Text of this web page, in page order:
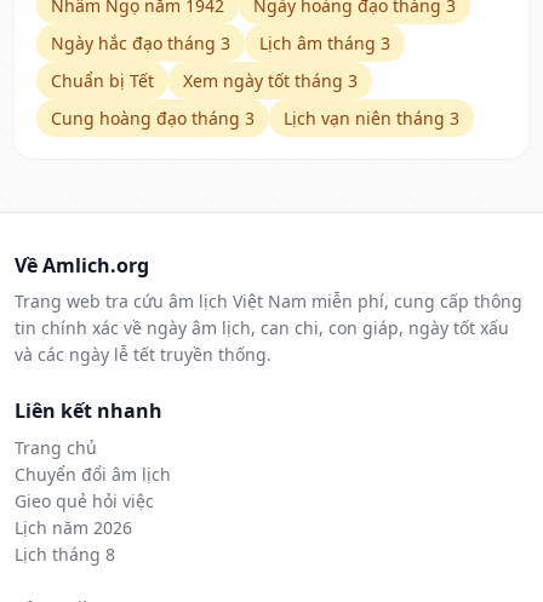
Nhâm Ngọ năm 1942
Ngày hoàng đạo tháng 3
Ngày hắc đạo tháng 3
Lịch âm tháng 3
Chuẩn bị Tết
Xem ngày tốt tháng 3
Cung hoàng đạo tháng 3
Lịch vạn niên tháng 3
Về Amlich.org
Trang web tra cứu âm lịch Việt Nam miễn phí, cung cấp thông
tin chính xác về ngày âm lịch, can chi, con giáp, ngày tốt xấu
và các ngày lễ tết truyền thống.
Liên kết nhanh
Trang chủ
Chuyển đổi âm lịch
Gieo quẻ hỏi việc
Lịch năm 2026
Lịch tháng 8